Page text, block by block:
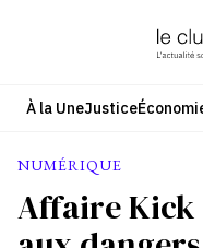
À la UneJustice
NUMÉRIQUE
Affaire Kick